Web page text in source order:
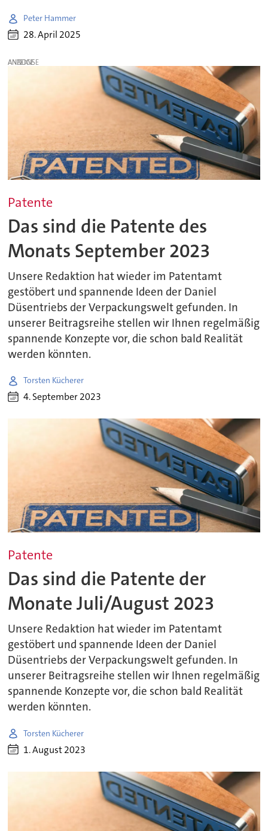
Peter Hammer
28. April 2025
ANZEIGE
Patente
Das sind die Patente des
Monats September 2023
Unsere Redaktion hat wieder im Patentamt
gestöbert und spannende Ideen der Daniel
Düsentriebs der Verpackungswelt gefunden. In
unserer Beitragsreihe stellen wir Ihnen regelmäßig
spannende Konzepte vor, die schon bald Realität
werden könnten.
Torsten Kücherer
4. September 2023
Patente
Das sind die Patente der
Monate Juli/August 2023
Unsere Redaktion hat wieder im Patentamt
gestöbert und spannende Ideen der Daniel
Düsentriebs der Verpackungswelt gefunden. In
unserer Beitragsreihe stellen wir Ihnen regelmäßig
spannende Konzepte vor, die schon bald Realität
werden könnten.
Torsten Kücherer
1. August 2023